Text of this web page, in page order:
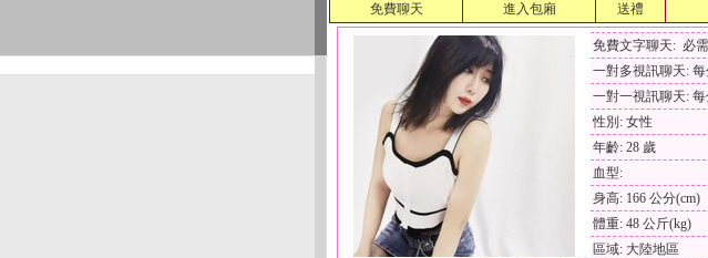
免費聊天 進入包廂 送禮
免費文字聊天: 必
一對多視訊聊天:
一對一視訊聊天:
性別: 女性
年齡: 28 歲
血型:
身高: 166 公分(cm)
體重: 48 公斤(kg)
區域: 大陸地區